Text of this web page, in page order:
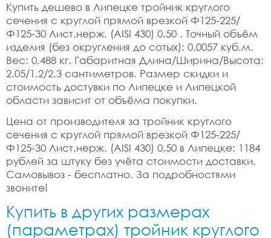
Купить дешево в Липецке тройник круглого
сечения с круглой прямой врезкой Ф125-225/
Ф125-30 Лист.нерж. (AISI 430) 0.50 . Точный объём
изделия (без округления до сотых): 0.0057 куб.м.
Вес: 0.488 кг. Габаритная Длина/Ширина/Высота:
2.05/1.2/2.3 сантиметров. Размер скидки и
стоимость достувки по Липецке и Липецкой
области зависит от объёма покупки.
Цена от производителя за тройник круглого
сечения с круглой прямой врезкой Ф125-225/
Ф125-30 Лист.нерж. (AISI 430) 0.50 в Липецке: 1184
рублей за штуку без учёта стоимости доставки.
Самовывоз - бесплатно. За подробностями
звоните!
Купить в других размерах
(параметрах) тройник круглого